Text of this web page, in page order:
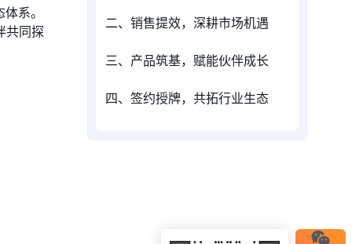
系。
共同探
二、销售提效，深耕市场机遇
三、产品筑基，赋能伙伴成长
四、签约授牌，共拓行业生态